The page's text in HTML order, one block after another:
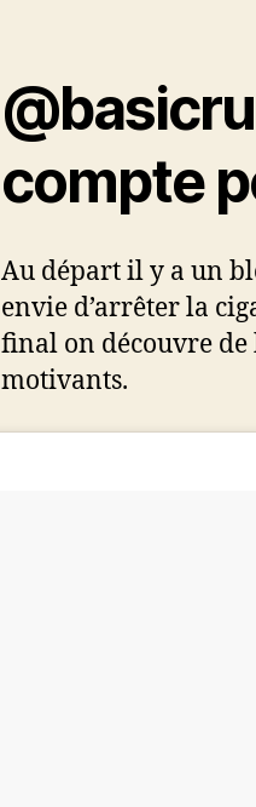
compte
Au départ il y a un
envie d’arrêter la
final on découvre de
motivants.